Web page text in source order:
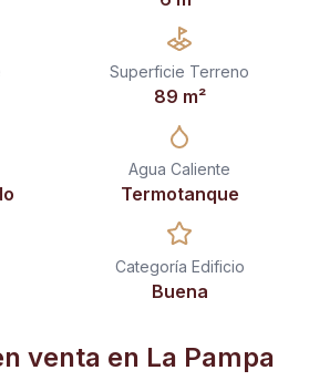
Superficie Terreno
89 m²
Agua Caliente
Termotanque
Categoría Edificio
Buena
venta en La Pampa